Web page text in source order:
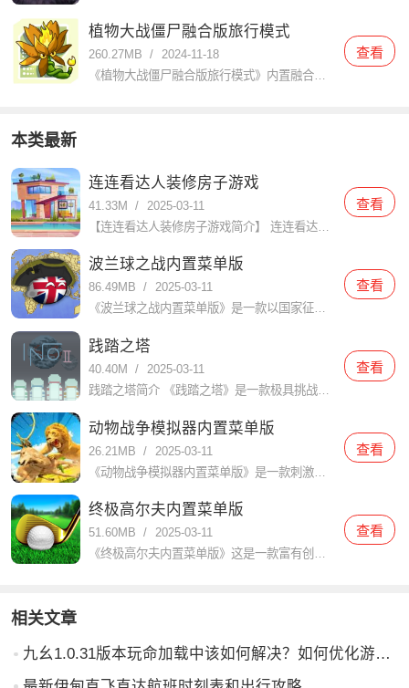
植物大战僵尸融合版旅行模式
260.27MB / 2024-11-18
《植物大战僵尸融合版旅行模式》内置融合玩法的旅行模式，旅行模式可以把不同地图进行完美的混合在一起，玩法体验过程让玩家能够面对各种的挑战进行对抗，操作体验感觉也会变得十分的有趣。让玩家可以在在这里感受焕
查看
本类最新
连连看达人装修房子游戏
41.33M /
2025-03-11
【连连看达人装修房子游戏简介】 连连看达人装修房子是一款结合了经典连连看玩法与家居装修元素的休闲益智游戏。玩家需要在限定时间内通过连接相同的图案来消除它们，每消除一对图案即可获得装修材料和金币，用于装
查看
波兰球之战内置菜单版
86.49MB / 2025-03-11
《波兰球之战内置菜单版》是一款以国家征战和统一为核心的策略游戏，在游戏中，玩家扮演一位国家的领袖，通过建设城市、发展经济、招募军队和与其他国家进行外交、战争等手段，最终实现统一和国家崛起的目标。游戏以
查看
践踏之塔
40.40M /
2025-03-11
践踏之塔简介 《践踏之塔》是一款极具挑战性和趣味性的动作冒险游戏。玩家需要在不断攀登塔楼的过程中，克服各种障碍和敌人，体验到前所未有的紧张感和成就感。游戏以其独特的玩法和精美的画面吸引了大量玩家的关注
查看
动物战争模拟器内置菜单版
26.21MB /
2025-03-11
《动物战争模拟器内置菜单版》是一款刺激、有趣的模拟战略游戏，而且在这个游戏中，玩家将扮演不同类型的动物，与其他玩家进行战斗，争夺领地和资源。游戏以独特的图形和令人惊叹的音效为特色，为玩家带来一个逼真的
查看
终极高尔夫内置菜单版
51.60MB / 2025-03-11
《终极高尔夫内置菜单版》这是一款富有创意和刺激的高尔夫游戏，它提供了各种各样的关卡和挑战，玩家可以体验到真实的高尔夫对战和精彩的竞技体验。里面有真实的物理效果和更逼真的互动玩法，带给你极致的高尔夫体验
查看
相关文章
九幺1.0.31版本玩命加载中该如何解决？如何优化游戏体验？